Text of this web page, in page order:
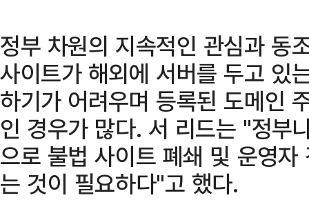
정부 차원의 지속적인 관심과 동
사이트가 해외에 서버를 두고 있
하기가 어려우며 등록된 도메인
인 경우가 많다. 서 리드는 "정부
으로 불법 사이트 폐쇄 및 운영
는 것이 필요하다"고 했다.